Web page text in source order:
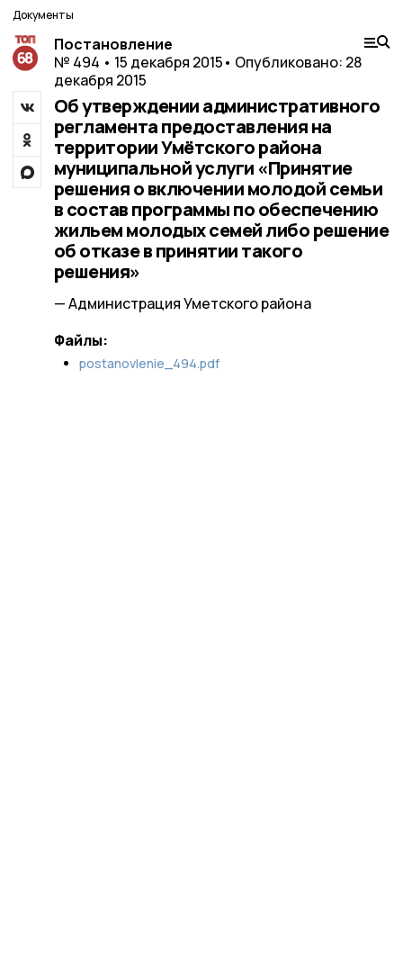
Документы
Постановление
№ 494 • 15 декабря 2015• Опубликовано: 28
декабря 2015
Об утверждении административного
регламента предоставления на
территории Умётского района
муниципальной услуги «Принятие
решения о включении молодой семьи
в состав программы по обеспечению
жильем молодых семей либо решение
об отказе в принятии такого
решения»
— Администрация Уметского района
Файлы:
postanovlenie_494.pdf